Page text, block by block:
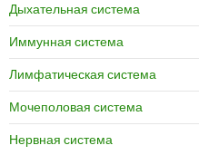
Дыхательная система
Иммунная система
Лимфатическая система
Мочеполовая система
Нервная система